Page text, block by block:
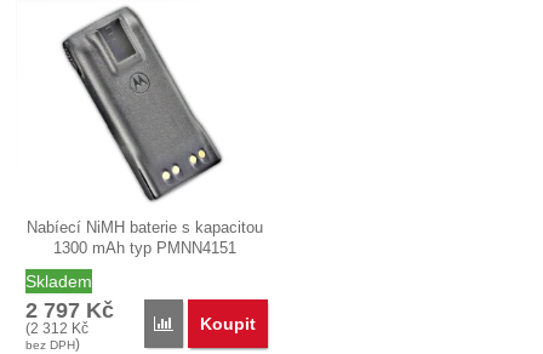
Nabíecí NiMH baterie s kapacitou
1300 mAh typ PMNN4151
Skladem
2 797 Kč
(2 312 Kč
bez DPH)
Porovnat
Koupit